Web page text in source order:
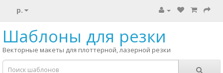
р.
Шаблоны для резки
Векторные макеты для плоттерной, лазерной резки